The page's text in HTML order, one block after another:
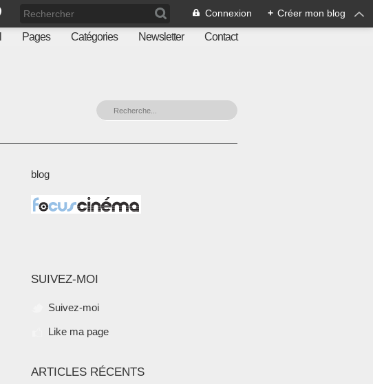
Connexion + Créer mon blog
Pages Catégories Newsletter Contact
blog
SUIVEZ-MOI
Suivez-moi
Like ma page
ARTICLES RÉCENTS